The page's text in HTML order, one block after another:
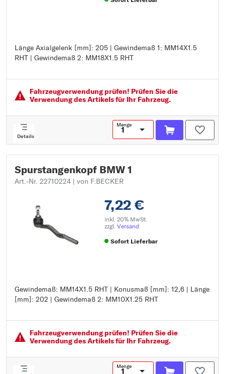
Länge Axialgelenk [mm]: 205 | Gewindemaß 1: MM14X1.5
RHT | Gewindemaß 2: MM18X1.5 RHT
Länge Axialgelenk [mm]: 205
Gewindemaß 1: MM14X1.5 RHT
Fahrzeugver­wendung prüfen! Prüfen Sie die
Verwendung des Artikels für Ihr Fahrzeug.
Details
Menge
Spurstangenkopf BMW 1
Art.-Nr. 22710224 | von F.BECKER
7,22 €
inkl. 20% MwSt.
zzgl. Versand
Sofort Lieferbar
Gewindemaß: MM14X1.5 RHT | Konusmaß [mm]: 12,6 | Länge
[mm]: 202 | Gewindemaß 2: MM10X1.25 RHT
Gewindemaß: MM14X1.5 RHT
Konusmaß [mm]: 12,6
Gewindemaß 2: MM10X1.25 RHT
Fahrzeugver­wendung prüfen! Prüfen Sie die
Verwendung des Artikels für Ihr Fahrzeug.
Menge